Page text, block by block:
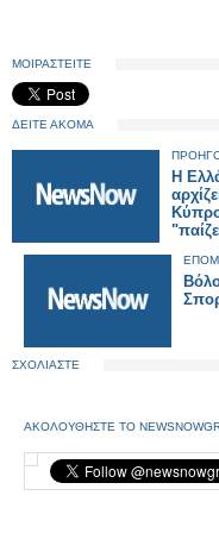
ΜΟΙΡΑΣΤΕΙΤΕ
ΔΕΙΤΕ ΑΚΟΜΑ
H
ΣΧΟΛΙΑΣΤΕ
ΑΚΟΛΟΥΘΗΣΤΕ ΤΟ